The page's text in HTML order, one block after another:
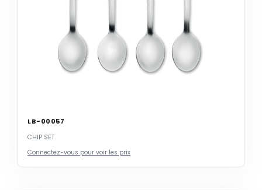
LB-00057
CHIP SET
Connectez-vous pour voir les prix